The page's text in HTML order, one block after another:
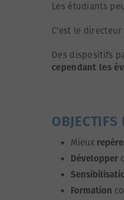
Les étudiants
C’est le
Des dispositifs
cependant les
OBJECTIFS
Mieux
Développer
Formation